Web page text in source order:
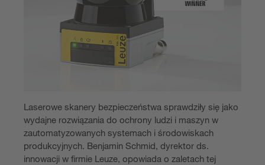
Laserowe skanery bezpieczeństwa sprawdziły się jako
wydajne rozwiązania do ochrony ludzi i maszyn w
zautomatyzowanych systemach i środowiskach
produkcyjnych. Benjamin Schmid, dyrektor ds.
innowacji w firmie Leuze, opowiada o zaletach tej